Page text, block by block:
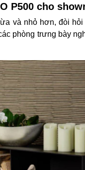
P500 cho
và nhỏ hơn, đòi
phòng trưng bày